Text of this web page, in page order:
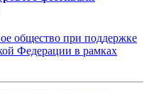
общество при поддержке
Федерации в рамках